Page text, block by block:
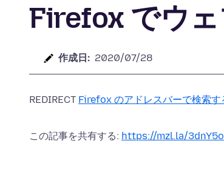
Firefox でウ
作成日: 2020/07/28
REDIRECT Firefox のアドレスバーで検索す
この記事を共有する: https://mzl.la/